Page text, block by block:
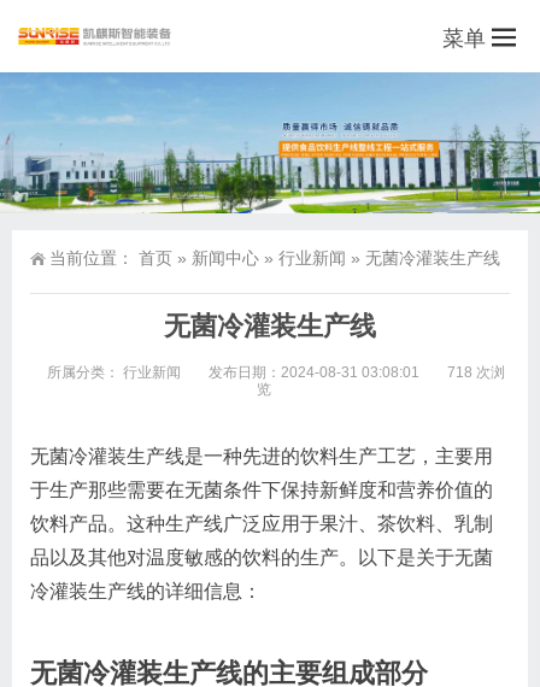
菜单
当前位置： 首页 » 新闻中心 » 行业新闻 » 无菌冷灌装生产线
无菌冷灌装生产线
所属分类： 行业新闻 发布日期：2024-08-31 03:08:01
718 次浏
览
无菌冷灌装生产线是一种先进的饮料生产工艺，主要用
于生产那些需要在无菌条件下保持新鲜度和营养价值的
饮料产品。这种生产线广泛应用于果汁、茶饮料、乳制
品以及其他对温度敏感的饮料的生产。以下是关于无菌
冷灌装生产线的详细信息：
无菌冷灌装生产线的主要组成部分